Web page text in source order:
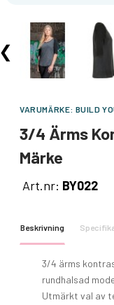
VARUMÄRKE: BUILD
3/4 Ärms
Märke
Art.nr: BY022
Beskrivning
3/4 ärms
rundhalsad
Utmärkt val av